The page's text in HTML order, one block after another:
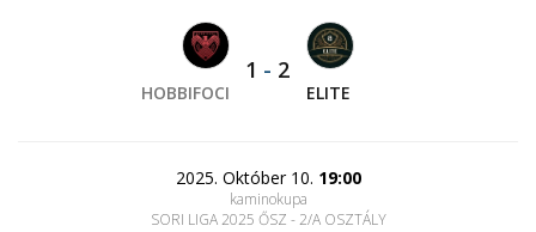
HOBBIFOCI
1 - 2
ELITE
2025. Október 10. 19:00
kaminokupa
SORI LIGA 2025 ŐSZ - 2/A OSZTÁLY